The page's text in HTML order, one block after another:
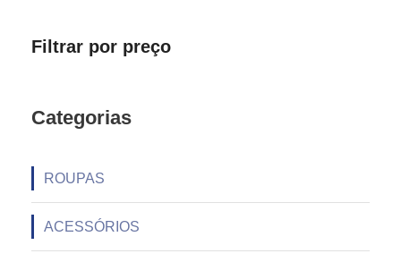
Filtrar por preço
Categorias
ROUPAS
ACESSÓRIOS